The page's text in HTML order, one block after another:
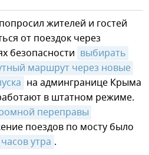
жителей и гостей
от поездок через
безопасности выбирать
маршрут через новые
на админгранице Крыма
в штатном режиме.
переправы
поездов по мосту было
утра .